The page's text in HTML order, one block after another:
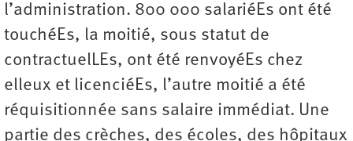
l’administration. 800 000 salariéEs ont été
touchéEs, la moitié, sous statut de
contractuelLEs, ont été renvoyéEs chez
elleux et licenciéEs, l’autre moitié a été
réquisitionnée sans salaire immédiat. Une
partie des crèches, des écoles, des hôpitaux